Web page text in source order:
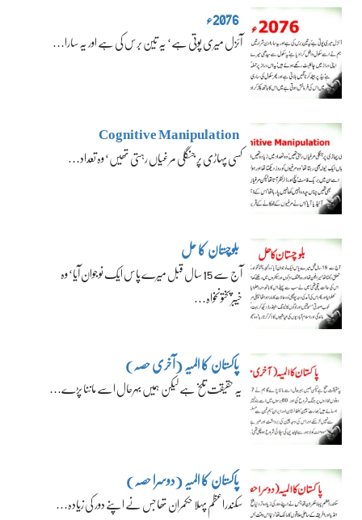
2076ء
آئزل میری پوتی ہے‘ یہ تین برس کی ہے اور یہ سارا…
Cognitive Manipulation
کسی پہاڑی پر جنگلی مرغیاں رہتی تھیں‘ وہ تعداد…
بلوچستان کا حل
آج سے 15 سال قبل میرے پاس ایک نوجوان آیا‘ وہ
خیبرپختونخواہ…
پاکستان کا المیہ (آخری حصہ)
یہ حقیقت تلخ ہے لیکن ہمیں بہرحال اسے ماننا پڑے…
پاکستان کا المیہ (دوسرا حصہ)
سکندراعظم پہلا حکمران تھا جس نے اپنے دور کی زیادہ…